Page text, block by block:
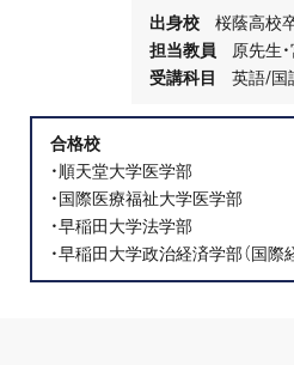
費用について
お申込みの流れ
よくある質問
採用情報
出身校
桜蔭高校
担当教員
原先生
受講科目
英語/国
合格校
・順天堂大学医学部
・国際医療福祉大学医学部
・早稲田大学法学部
・早稲田大学政治経済学部（国際